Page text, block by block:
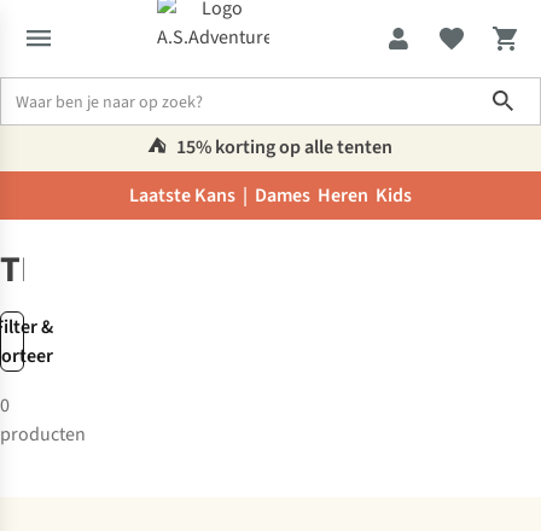
⛺️ 15% korting op alle tenten
Laatste Kans | Dames Heren Kids
&
TRANSBOREAL
0
producten